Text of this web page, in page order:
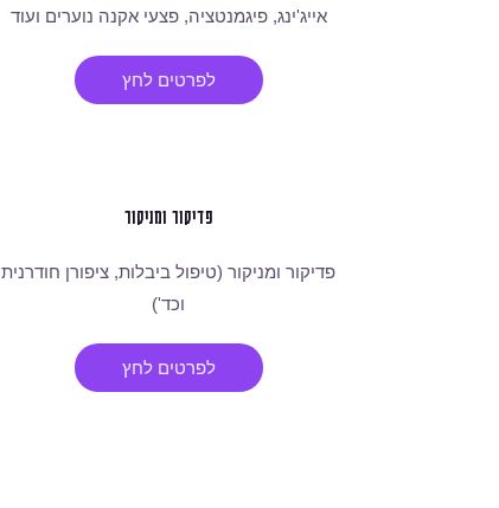
אייג'ינג, פיגמנטציה, פצעי אקנה נוערים ועוד
לפרטים לחץ
פדיקור ומניקור
פדיקור ומניקור (טיפול ביבלות, ציפורן חודרנית
וכד')
לפרטים לחץ